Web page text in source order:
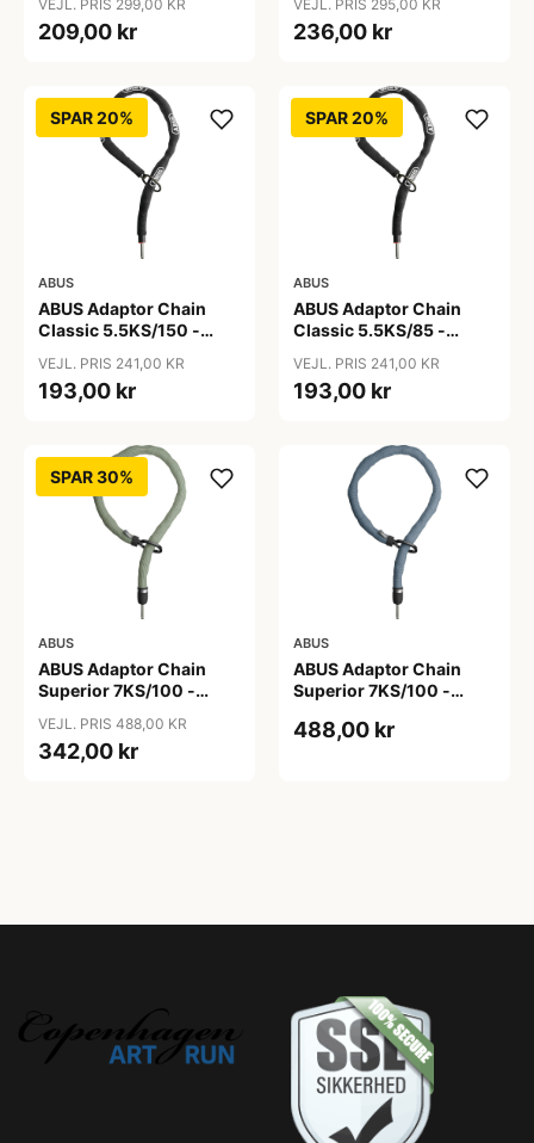
VEJL. PRIS 299,00 KR
209,00 kr
VEJL. PRIS 295,00 KR
236,00 kr
SPAR 20%
ABUS
ABUS Adaptor Chain
Classic 5.5KS/150 -
VEJL. PRIS 241,00 KR
193,00 kr
SPAR 20%
ABUS
ABUS Adaptor Chain
Classic 5.5KS/85 -
VEJL. PRIS 241,00 KR
193,00 kr
SPAR 30%
ABUS
ABUS Adaptor Chain
Superior 7KS/100 -
Green
VEJL. PRIS 488,00 KR
342,00 kr
ABUS
ABUS Adaptor Chain
Superior 7KS/100 -
488,00 kr